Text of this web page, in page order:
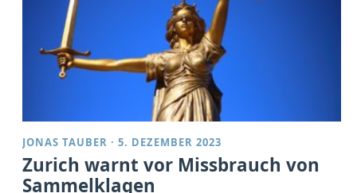
JONAS TAUBER ·5. DEZEMBER 2023
Zurich warnt vor Missbrauch von
Sammelklagen